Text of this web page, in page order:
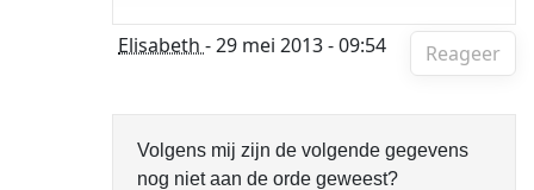
Reageer
Elisabeth - 29 mei 2013 - 09:54
Volgens mij zijn de volgende gegevens
nog niet aan de orde geweest?